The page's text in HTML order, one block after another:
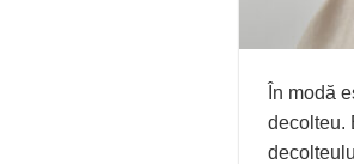
În modă
decolteu.